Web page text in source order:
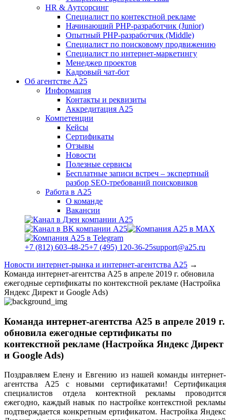
HR & Аутсорсинг
Специалист по контекстной рекламе
Начинающий PHP-разработчик (Junior)
Опытный PHP-разработчик (Middle)
Специалист по поисковому продвижению
Специалист по интернет-маркетингу
Менеджер проектов
Кадровый чат-бот
Об агентстве А25
Информация
Контакты и реквизиты
Аккредитация А25
Компетенции
Кейсы
Сертификаты
Отзывы
Новости
Полезные сервисы
Бесплатные записи встреч – экспертный
разбор SEO-требований поисковиков
Работа в А25
О команде
Вакансии
+7 (812) 603-48-25+7 (495) 120-36-25support@a25.ru
Новости интернет-рынка и интернет-агентства А25 →
Команда интернет-агентства А25 в апреле 2019 г. обновила
ежегодные сертификаты по контекстной рекламе (Настройка
Яндекс Директ и Google Ads)
Команда интернет-агентства А25 в апреле 2019 г.
обновила ежегодные сертификаты по
контекстной рекламе (Настройка Яндекс Директ
и Google Ads)
Поздравляем Елену и Евгению из нашей команды интернет-
агентства А25 с новыми сертификатами! Сертификация
специалистов отдела контектной рекламы проводится
ежегодно, каждый навык по настройке контекстной рекламы
подтверждается конкретным ертификатом. Настройка Яндекс